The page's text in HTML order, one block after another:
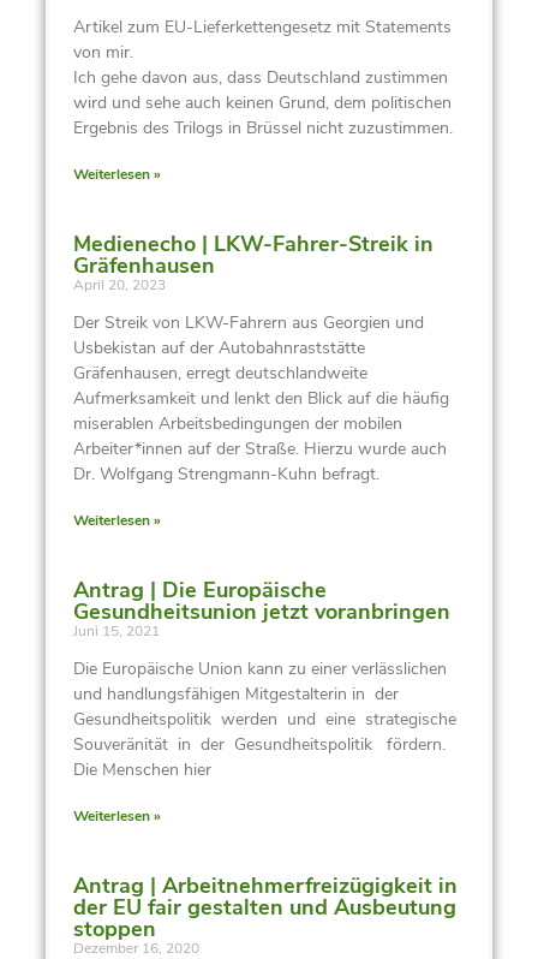
Artikel zum EU-Lieferkettengesetz mit Statements
von mir.
Ich gehe davon aus, dass Deutschland zustimmen
wird und sehe auch keinen Grund, dem politischen
Ergebnis des Trilogs in Brüssel nicht zuzustimmen.
Weiterlesen »
Medienecho | LKW-Fahrer-Streik in
Gräfenhausen
April 20, 2023
Der Streik von LKW-Fahrern aus Georgien und
Usbekistan auf der Autobahnraststätte
Gräfenhausen, erregt deutschlandweite
Aufmerksamkeit und lenkt den Blick auf die häufig
miserablen Arbeitsbedingungen der mobilen
Arbeiter*innen auf der Straße. Hierzu wurde auch
Dr. Wolfgang Strengmann-Kuhn befragt.
Weiterlesen »
Antrag | Die Europäische
Gesundheitsunion jetzt voranbringen
Juni 15, 2021
Die Europäische Union kann zu einer verlässlichen
und handlungsfähigen Mitgestalterin in der
Gesundheitspolitik werden und eine strategische
Souveränität in der Gesundheitspolitik fördern.
Die Menschen hier
Weiterlesen »
Antrag | Arbeitnehmerfreizügigkeit in
der EU fair gestalten und Ausbeutung
stoppen
Dezember 16, 2020